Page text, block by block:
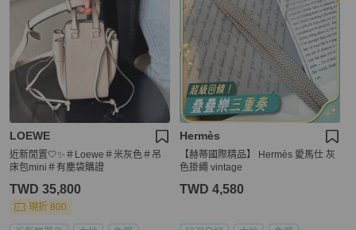
LOEWE
近新閒置🤍✨＃Loewe＃米灰色＃吊
床包mini＃有塵袋購證
TWD 35,800
現折 800
Hermès
【赫蒂國際精品】 Hermès 愛馬仕 灰
色掛繩 vintage
TWD 4,580